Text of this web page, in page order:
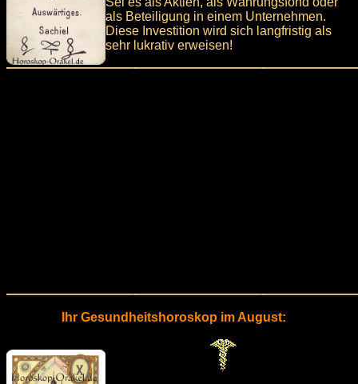
als Beteiligung in einem Unternehmen.
Diese Investition wird sich langfristig als
sehr lukrativ erweisen!
Ihr Gesundheitshoroskop im August: